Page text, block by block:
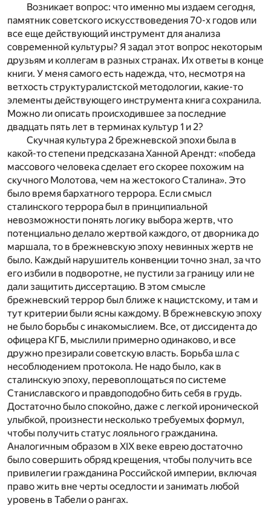
Возникает вопрос: что именно мы издаем сегодня,
памятник советского искусствоведения 70-х годов или
все еще действующий инструмент для анализа
современной культуры? Я задал этот вопрос некоторым
друзьям и коллегам в разных странах. Их ответы в конце
книги. У меня самого есть надежда, что, несмотря на
ветхость структуралистской методологии, какие-то
элементы действующего инструмента книга сохранила.
Можно ли описать происходившее за последние
двадцать пять лет в терминах культур 1 и 2?
Скучная культура 2 брежневской эпохи была в
какой-то степени предсказана Ханной Арендт: «победа
массового человека сделает его скорее похожим на
скучного Молотова, чем на жестокого Сталина». Это
было время бархатного террора. Если смысл
сталинского террора был в принципиальной
невозможности понять логику выбора жертв, что
потенциально делало жертвой каждого, от дворника до
маршала, то в брежневскую эпоху невинных жертв не
было. Каждый нарушитель конвенции точно знал, за что
его избили в подворотне, не пустили за границу или не
дали защитить диссертацию. В этом смысле
брежневский террор был ближе к нацистскому, и там и
тут критерии были ясны каждому. В брежневскую эпоху
не было борьбы с инакомыслием. Все, от диссидента до
офицера КГБ, мыслили примерно одинаково, и все
дружно презирали советскую власть. Борьба шла с
несоблюдением протокола. Не надо было, как в
сталинскую эпоху, перевоплощаться по системе
Станиславского и правдоподобно бить себя в грудь.
Достаточно было спокойно, даже с легкой иронической
улыбкой, произнести несколько требуемых формул,
чтобы получить статус лояльного гражданина.
Аналогичным образом в XIX веке еврею достаточно
было совершить обряд крещения, чтобы получить все
привилегии гражданина Российской империи, включая
право жить вне черты оседлости и занимать любой
уровень в Табели о рангах.